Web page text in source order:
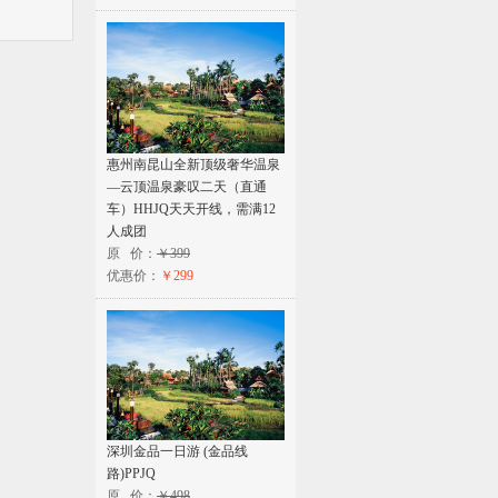
惠州南昆山全新顶级奢华温泉
—云顶温泉豪叹二天（直通
车）HHJQ天天开线，需满12
人成团
原 价： ￥399
优惠价： ￥299
深圳金品一日游 (金品线
路)PPJQ